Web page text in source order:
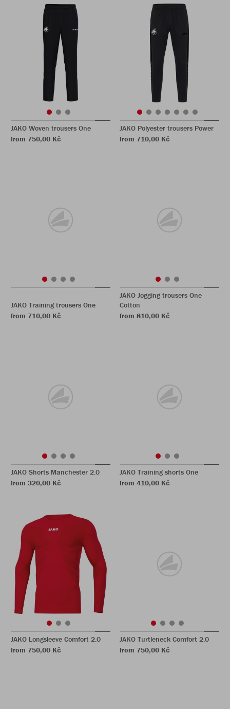
JAKO Woven trousers One
from 750,00 Kč
JAKO Polyester trousers Power
from 710,00 Kč
JAKO Training trousers One
from 710,00 Kč
JAKO Jogging trousers One
Cotton
from 810,00 Kč
JAKO Shorts Manchester 2.0
from 320,00 Kč
JAKO Training shorts One
from 410,00 Kč
JAKO Longsleeve Comfort 2.0
from 750,00 Kč
JAKO Turtleneck Comfort 2.0
from 750,00 Kč